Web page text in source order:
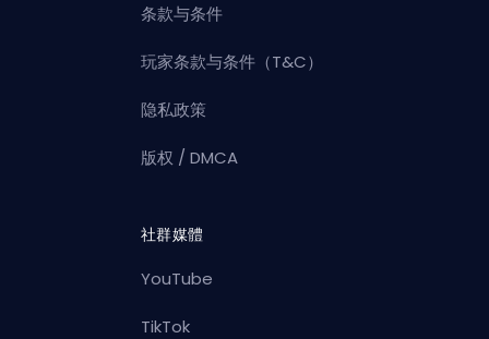
条款与条件
玩家条款与条件（T&C）
隐私政策
版权 / DMCA
社群媒體
YouTube
TikTok